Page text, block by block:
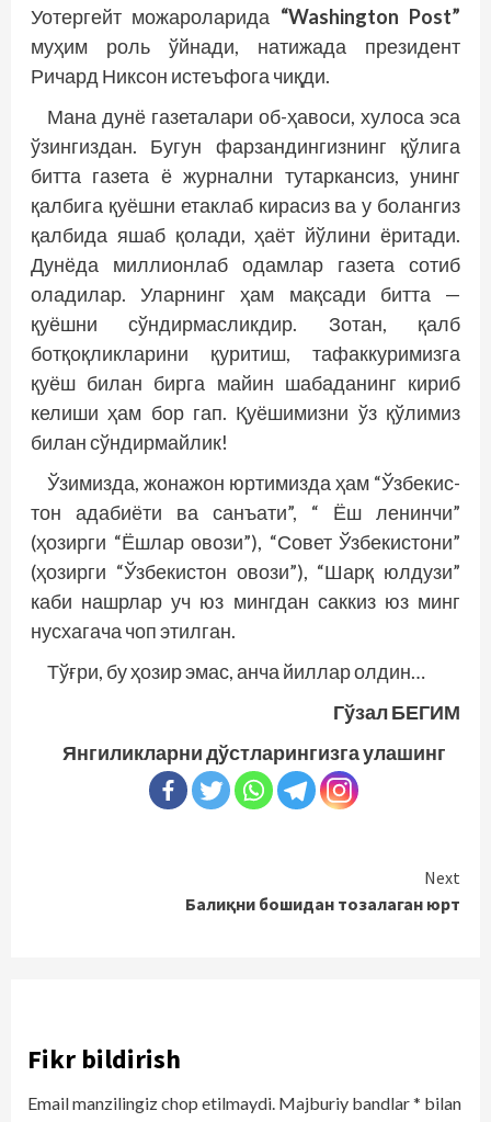
Уотергейт можароларида “Washington Post”
муҳим роль ўйнади, натижада президент
Ричард Никсон истеъфога чиқди.
Мана дунё газеталари об-ҳавоси, хулоса эса
ўзингиздан. Бугун фарзандингизнинг қўлига
битта газета ё журнални тутаркансиз, унинг
қалбига қуёшни етаклаб кирасиз ва у болангиз
қалбида яшаб қолади, ҳаёт йўлини ёритади.
Дунёда миллионлаб одамлар газета сотиб
оладилар. Уларнинг ҳам мақсади битта —
қуёшни сўндирмасликдир. Зотан, қалб
ботқоқликларини қуритиш, тафаккуримизга
қуёш билан бирга майин шабаданинг кириб
келиши ҳам бор гап. Қуёшимизни ўз қўлимиз
билан сўндирмайлик!
Ўзимизда, жонажон юртимизда ҳам “Ўзбекис­
тон адабиёти ва санъати”, “ Ёш ленинчи”
(ҳозирги “Ёшлар овози”), “Совет Ўзбекистони”
(ҳозирги “Ўзбекистон овози”), “Шарқ юлдузи”
каби нашрлар уч юз мингдан саккиз юз минг
нусхагача чоп этилган.
Тўғри, бу ҳозир эмас, анча йиллар олдин…
Гўзал БЕГИМ
Янгиликларни дўстларингизга улашинг
Next
Балиқни бошидан тозалаган юрт
Fikr bildirish
Email manzilingiz chop etilmaydi. Majburiy bandlar* bilan